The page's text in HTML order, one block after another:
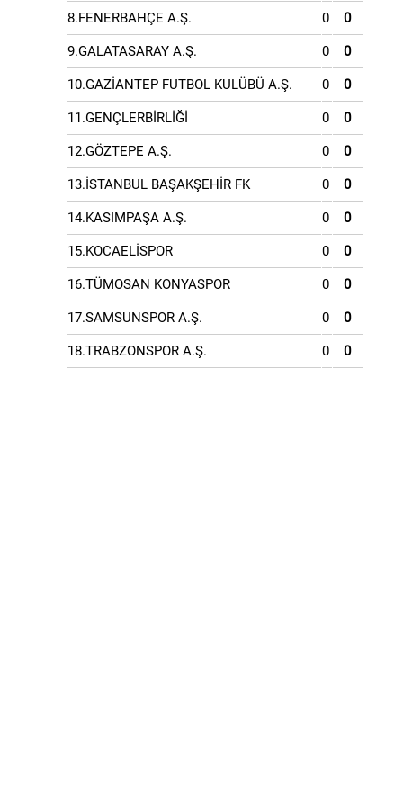
8.FENERBAHÇE A.Ş. 0 0
9.GALATASARAY A.Ş. 0 0
10.GAZİANTEP FUTBOL KULÜBÜ A.Ş. 0 0
11.GENÇLERBİRLİĞİ 0 0
12.GÖZTEPE A.Ş. 0 0
13.İSTANBUL BAŞAKŞEHİR FK 0 0
14.KASIMPAŞA A.Ş. 0 0
15.KOCAELİSPOR 0 0
16.TÜMOSAN KONYASPOR 0 0
17.SAMSUNSPOR A.Ş. 0 0
18.TRABZONSPOR A.Ş. 0 0